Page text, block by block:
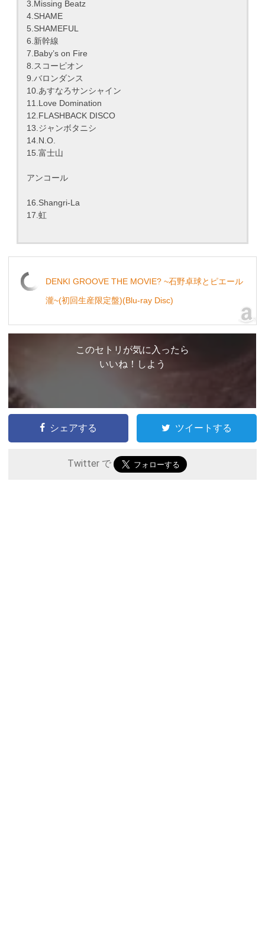
3.Missing Beatz
4.SHAME
5.SHAMEFUL
6.新幹線
7.Baby’s on Fire
8.スコーピオン
9.バロンダンス
10.あすなろサンシャイン
11.Love Domination
12.FLASHBACK DISCO
13.ジャンボタニシ
14.N.O.
15.富士山
アンコール
16.Shangri-La
17.虹
DENKI GROOVE THE MOVIE? ~石野卓球とピエール
瀧~(初回生産限定盤)(Blu-ray Disc)
このセトリが気に入ったら
いいね！しよう
シェアする ツイートする
Twitter で